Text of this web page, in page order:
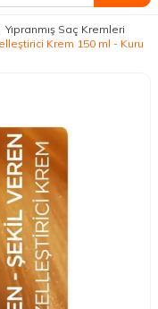
Yıpranmış Saç Kremleri
Krem 150 ml - Kuru